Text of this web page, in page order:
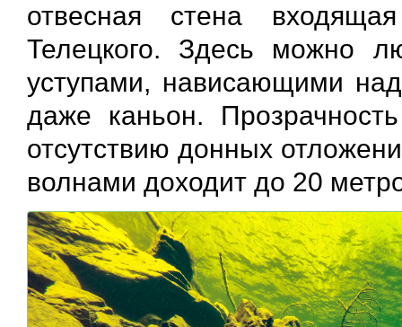
отвесная стена
Телецкого. Здесь можно
уступами, нависающими
даже каньон.
отсутствию донных
волнами доходит до 20